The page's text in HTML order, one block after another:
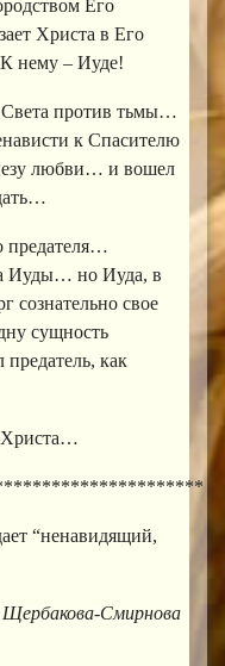
Его
Христа в Его
нему – Иуде!
против тьмы…
к Спасителю
любви… и вошел
предателя…
Иуды… но Иуда, в
сознательно свое
сущность
как
Христа…
“ненавидящий,
Смирнова